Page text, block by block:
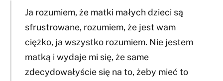
Ja rozumiem, że matki małych dzieci są
sfrustrowane, rozumiem, że jest wam
ciężko, ja wszystko rozumiem. Nie jestem
matką i wydaje mi się, że same
zdecydowałyście się na to, żeby mieć to